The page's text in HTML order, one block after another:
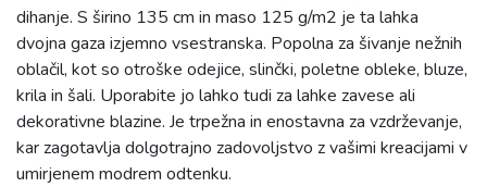
dihanje. S širino 135 cm in maso 125 g/m2 je ta lahka
dvojna gaza izjemno vsestranska. Popolna za šivanje nežnih
oblačil, kot so otroške odejice, slinčki, poletne obleke, bluze,
krila in šali. Uporabite jo lahko tudi za lahke zavese ali
dekorativne blazine. Je trpežna in enostavna za vzdrževanje,
kar zagotavlja dolgotrajno zadovoljstvo z vašimi kreacijami v
umirjenem modrem odtenku.